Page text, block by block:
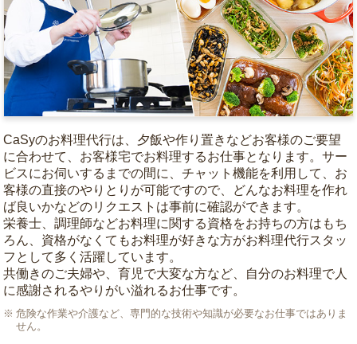
CaSyのお料理代行は、夕飯や作り置きなどお客様のご要望
に合わせて、お客様宅でお料理するお仕事となります。サー
ビスにお伺いするまでの間に、チャット機能を利用して、お
客様の直接のやりとりが可能ですので、どんなお料理を作れ
ば良いかなどのリクエストは事前に確認ができます。
栄養士、調理師などお料理に関する資格をお持ちの方はもち
ろん、資格がなくてもお料理が好きな方がお料理代行スタッ
フとして多く活躍しています。
共働きのご夫婦や、育児で大変な方など、自分のお料理で人
に感謝されるやりがい溢れるお仕事です。
危険な作業や介護など、専門的な技術や知識が必要なお仕事ではありま
せん。